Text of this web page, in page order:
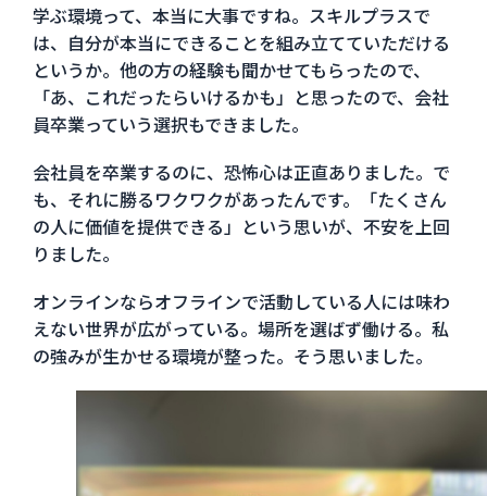
学ぶ環境って、本当に大事ですね。スキルプラスで
は、自分が本当にできることを組み立てていただける
というか。他の方の経験も聞かせてもらったので、
「あ、これだったらいけるかも」と思ったので、会社
員卒業っていう選択もできました。
会社員を卒業するのに、恐怖心は正直ありました。で
も、それに勝るワクワクがあったんです。「たくさん
の人に価値を提供できる」という思いが、不安を上回
りました。
オンラインならオフラインで活動している人には味わ
えない世界が広がっている。場所を選ばず働ける。私
の強みが生かせる環境が整った。そう思いました。